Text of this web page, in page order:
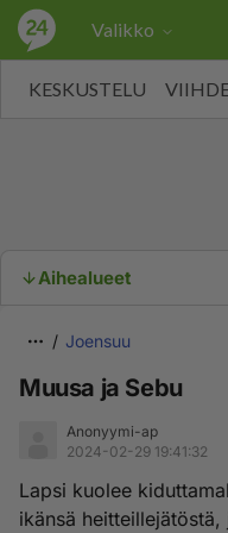
Valikko
KESKUSTELU
Aihealueet
Joensuu
Muusa ja Sebu
Anonyymi-ap
2024-02-29 19:41:32
Lapsi kuolee
ikänsä